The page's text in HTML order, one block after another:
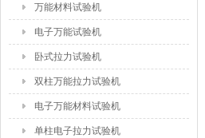
万能材料试验机
电子万能试验机
卧式拉力试验机
双柱万能拉力试验机
电子万能材料试验机
单柱电子拉力试验机